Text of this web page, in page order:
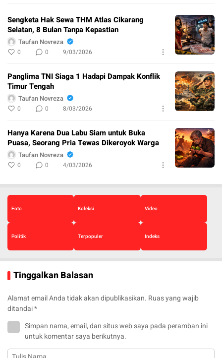
Sengketa Hak Sewa THM Atlas Cikarang
Selatan, 8 Bulan Tanpa Kepastian
Taufan Novreza
0 0 9/03/2026
Panglima TNI Siaga 1 Hadapi Dampak Konflik
Timur Tengah
Taufan Novreza
0 0 8/03/2026
Hanya Karena Dua Labu Siam untuk Buka
Puasa, Seorang Pria Tewas Dikeroyok Warga
Taufan Novreza
0 0 4/03/2026
Foto Koleksi Video
Politik Terpopuler Indeks
Tinggalkan Balasan
Alamat email Anda tidak akan dipublikasikan. Ruas yang wajib
ditandai*
Simpan nama, email, dan situs web saya pada peramban ini
untuk komentar saya berikutnya.